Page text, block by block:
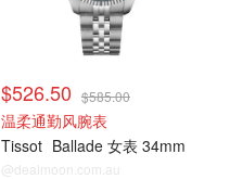
$526.50 $585.00
温柔通勤风腕表
Tissot Ballade 女表 34mm
@dealmoon.com.au